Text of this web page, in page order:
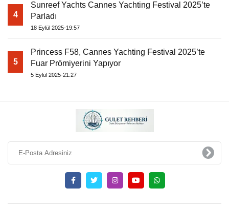
4
Sunreef Yachts Cannes Yachting Festival 2025’te
Parladı
18 Eylül 2025-19:57
5
Princess F58, Cannes Yachting Festival 2025’te
Fuar Prömiyerini Yapıyor
5 Eylül 2025-21:27